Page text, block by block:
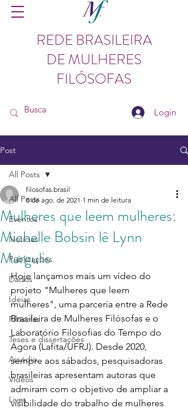
REDE BRASILEIRA
DE MULHERES
FILÓSOFAS
Login
Post
All Posts
Eventos
Notícias
Publicações
Dados
Ideias
Filósofas
Teses e dissertações
Assédio
Vídeos
Lives
All Posts
Mulheres que leem mulheres:
Michelle Bobsin lê Lynn
Margulis
filosofas.brasil
8 de ago. de 2021 1 min de leitura
Hoje lançamos mais um vídeo do
projeto "Mulheres que leem
mulheres", uma parceria entre a Rede
Brasileira de Mulheres Filósofas e o
Laboratório Filosofias do Tempo do
Agora (Lafita/UFRJ). Desde 2020,
sempre aos sábados, pesquisadoras
brasileiras apresentam autoras que
admiram com o objetivo de ampliar a
visibilidade do trabalho de mulheres